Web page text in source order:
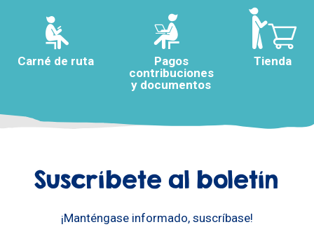
Carné de ruta
Pagos
contribuciones
y documentos
Tienda
Suscríbete al boletín
¡Manténgase informado, suscríbase!